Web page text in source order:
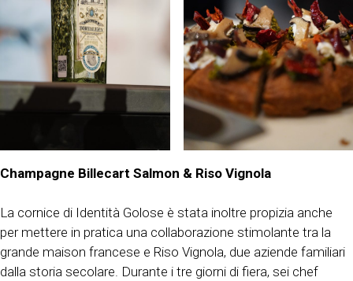
Champagne Billecart Salmon & Riso Vignola
La cornice di Identità Golose è stata inoltre propizia anche
per mettere in pratica una collaborazione stimolante tra la
grande maison francese e Riso Vignola, due aziende familiari
dalla storia secolare. Durante i tre giorni di fiera, sei chef